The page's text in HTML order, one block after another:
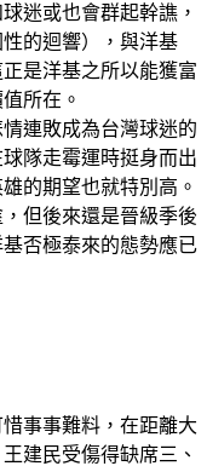
迷或也會群起幹譙，
的迴響），與洋基
是洋基之所以能獲富
所在。
連敗成為台灣球迷的
隊走霉運時挺身而出
的期望也就特別高。
但後來還是晉級季後
否極泰來的態勢應已
事事難料，在距離大
建民受傷得缺席三、